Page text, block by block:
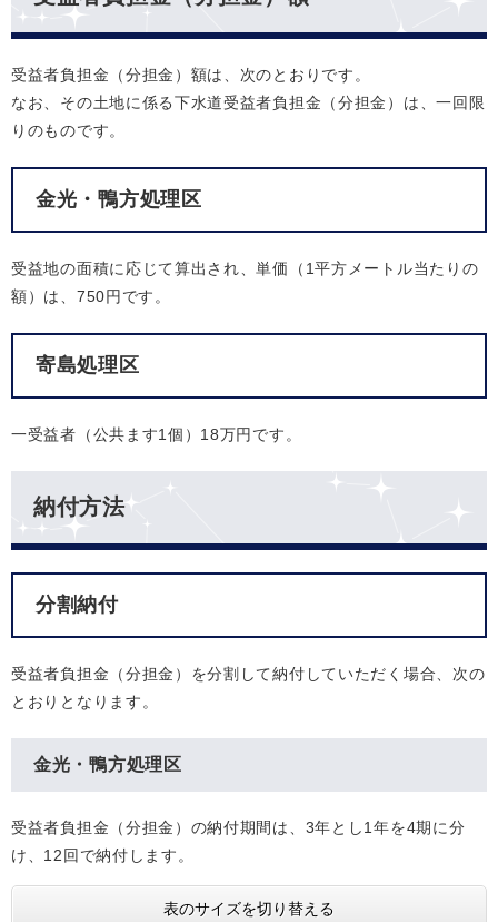
受益者負担金（分担金）額は、次のとおりです。
なお、その土地に係る下水道受益者負担金（分担金）は、一回限
りのものです。
金光・鴨方処理区
受益地の面積に応じて算出され、単価（1平方メートル当たりの
額）は、750円です。
寄島処理区
一受益者（公共ます1個）18万円です。
納付方法
分割納付
受益者負担金（分担金）を分割して納付していただく場合、次の
とおりとなります。
金光・鴨方処理区
受益者負担金（分担金）の納付期間は、3年とし1年を4期に分
け、12回で納付します。
表のサイズを切り替える